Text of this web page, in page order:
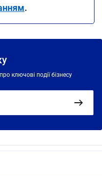
.
ключові події бізнесу